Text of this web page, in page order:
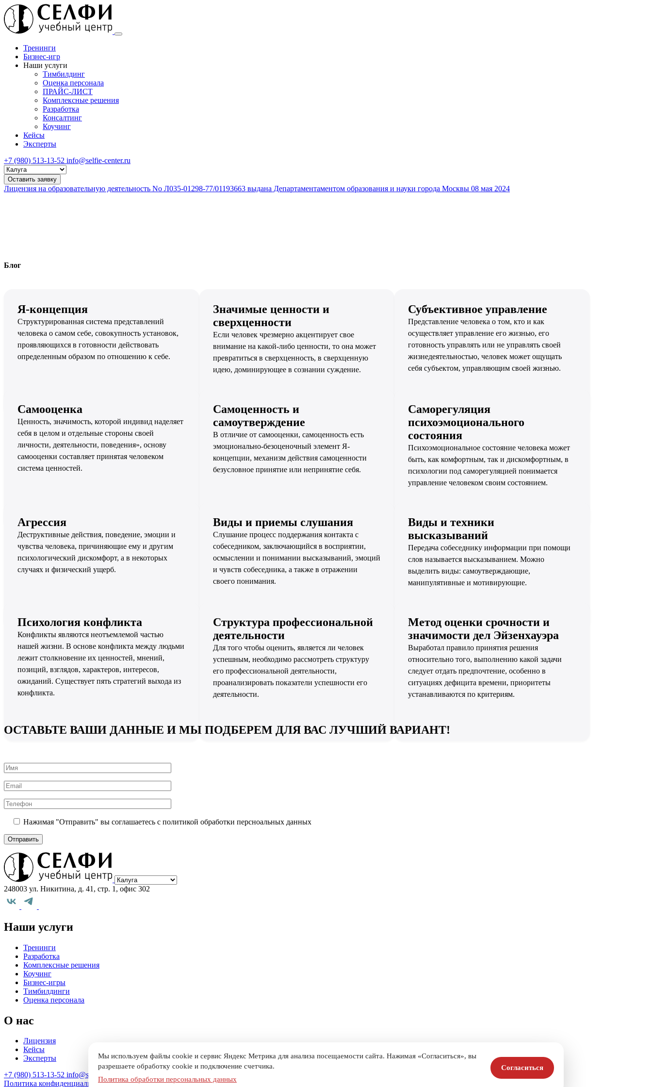
Тренинги
Бизнес-игр
Наши услуги
Тимбилдинг
Оценка персонала
ПРАЙС-ЛИСТ
Комплексные решения
Разработка
Консалтинг
Коучинг
Кейсы
Эксперты
+7 (980) 513-13-52 info@selfie-center.ru
Выберите
город
Оставить заявку
Лицензия на образовательную деятельность No Л035-01298-77/01193663 выдана Департаментаментом образования и науки города Москвы 08 мая 2024
Блог
Я-концепция
Структурированная система представлений
человека о самом себе, совокупность установок,
проявляющихся в готовности действовать
определенным образом по отношению к себе.
Значимые ценности и
сверхценности
Если человек чрезмерно акцентирует свое
внимание на какой-либо ценности, то она может
превратиться в сверхценность, в сверхценную
идею, доминирующее в сознании суждение.
Субъективное управление
Представление человека о том, кто и как
осуществляет управление его жизнью, его
готовность управлять или не управлять своей
жизнедеятельностью, человек может ощущать
себя субъектом, управляющим своей жизнью.
Самооценка
Ценность, значимость, которой индивид наделяет
себя в целом и отдельные стороны своей
личности, деятельности, поведения», основу
самооценки составляет принятая человеком
система ценностей.
Самоценность и
самоутверждение
В отличие от самооценки, самоценность есть
эмоционально-безоценочный элемент Я-
концепции, механизм действия самоценности
безусловное принятие или непринятие себя.
Саморегуляция
психоэмоционального
состояния
Психоэмоциональное состояние человека может
быть, как комфортным, так и дискомфортным, в
психологии под саморегуляцией понимается
управление человеком своим состоянием.
Агрессия
Деструктивные действия, поведение, эмоции и
чувства человека, причиняющие ему и другим
психологический дискомфорт, а в некоторых
случаях и физический ущерб.
Виды и приемы слушания
Слушание процесс поддержания контакта с
собеседником, заключающийся в восприятии,
осмыслении и понимании высказываний, эмоций
и чувств собеседника, а также в отражении
своего понимания.
Виды и техники
высказываний
Передача собеседнику информации при помощи
слов называется высказыванием. Можно
выделить виды: самоутверждающие,
манипулятивные и мотивирующие.
Психология конфликта
Конфликты являются неотъемлемой частью
нашей жизни. В основе конфликта между людьми
лежит столкновение их ценностей, мнений,
позиций, взглядов, характеров, интересов,
ожиданий. Существует пять стратегий выхода из
конфликта.
Структура профессиональной
деятельности
Для того чтобы оценить, является ли человек
успешным, необходимо рассмотреть структуру
его профессиональной деятельности,
проанализировать показатели успешности его
деятельности.
Метод оценки срочности и
значимости дел Эйзенхауэра
Выработал правило принятия решения
относительно того, выполнению какой задачи
следует отдать предпочтение, особенно в
ситуациях дефицита времени, приоритеты
устанавливаются по критериям.
ОСТАВЬТЕ ВАШИ ДАННЫЕ И МЫ ПОДБЕРЕМ ДЛЯ ВАС ЛУЧШИЙ ВАРИАНТ!
Нажимая "Отправить" вы соглашаетесь с политикой обработки персноальных данных
248003 ул. Никитина, д. 41, стр. 1, офис 302
Наши услуги
Тренинги
Разработка
Комплексные решения
Коучинг
Бизнес-игры
Тимбилдинги
Оценка персонала
О нас
Лицензия
Кейсы
Эксперты
+7 (980) 513-13-52 info@selfie-center.ru
Политика конфиденциальности
Мы используем файлы cookie и сервис Яндекс Метрика для анализа посещаемости сайта. Нажимая «Согласиться», вы
разрешаете обработку cookie и подключение счетчика.
Политика обработки персональных данных
Согласиться